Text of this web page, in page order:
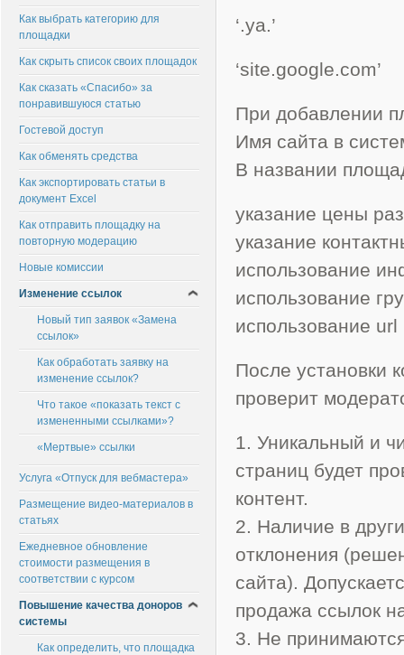
‘.ya.’
‘site.google.com’
При добавлении
Имя сайта в
В названии
указание цены
указание
использование
использование
использование
После установки
проверит
1. Уникальный и
страниц будет
контент.
2. Наличие в
отклонения
сайта).
продажа ссылок
3. Не
Как выбрать категорию для
площадки
Как скрыть список своих площадок
Как сказать «Спасибо» за
понравившуюся статью
Гостевой доступ
Как обменять средства
Как экспортировать статьи в
документ Excel
Как отправить площадку на
повторную модерацию
Новые комиссии
Изменение ссылок
Новый тип заявок «Замена
ссылок»
Как обработать заявку на
изменение ссылок?
Что такое «показать текст с
измененными ссылками»?
«Мертвые» ссылки
Услуга «Отпуск для вебмастера»
Размещение видео-материалов в
статьях
Ежедневное обновление
стоимости размещения в
соответствии с курсом
Повышение качества доноров
системы
Как определить, что площадка